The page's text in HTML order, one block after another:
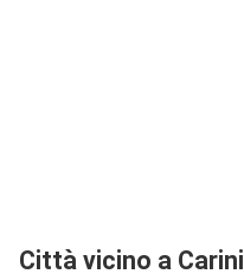
Città vicino a Carini